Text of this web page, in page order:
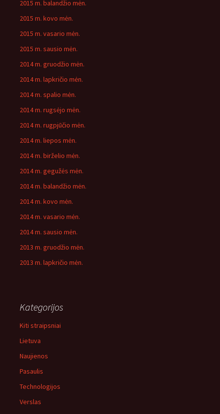
2015 m. balandžio mėn.
2015 m. kovo mėn.
2015 m. vasario mėn.
2015 m. sausio mėn.
2014 m. gruodžio mėn.
2014 m. lapkričio mėn.
2014 m. spalio mėn.
2014 m. rugsėjo mėn.
2014 m. rugpjūčio mėn.
2014 m. liepos mėn.
2014 m. birželio mėn.
2014 m. gegužės mėn.
2014 m. balandžio mėn.
2014 m. kovo mėn.
2014 m. vasario mėn.
2014 m. sausio mėn.
2013 m. gruodžio mėn.
2013 m. lapkričio mėn.
Kategorijos
Kiti straipsniai
Lietuva
Naujienos
Pasaulis
Technologijos
Verslas